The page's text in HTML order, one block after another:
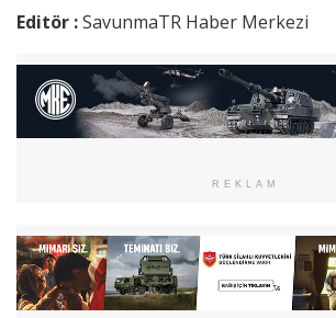
Editör :SavunmaTR Haber Merkezi
REKLAM